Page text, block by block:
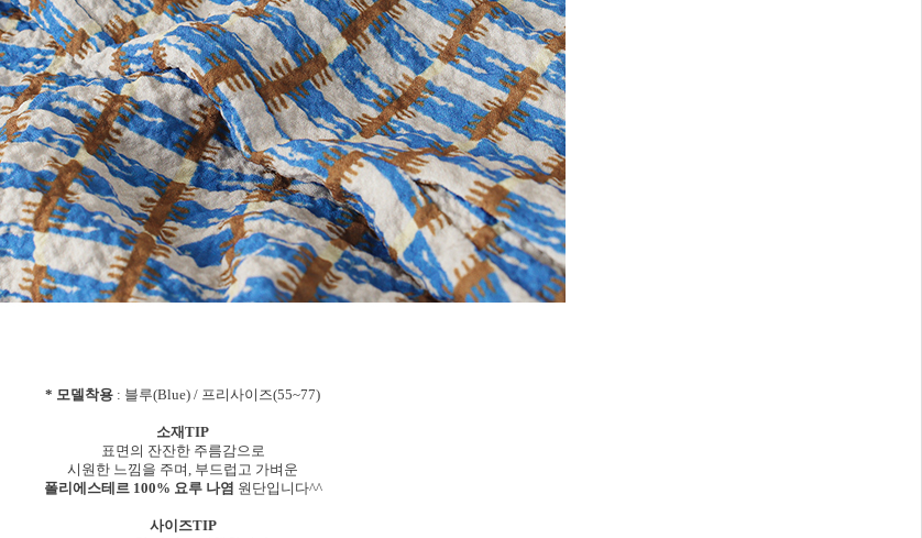
* 모델착용 : 블루(Blue) / 프리사이즈(55~77)
소재TIP
표면의 잔잔한 주름감으로
시원한 느낌을 주며, 부드럽고 가벼운
폴리에스테르 100% 요루 나염 원단입니다^^
사이즈TIP